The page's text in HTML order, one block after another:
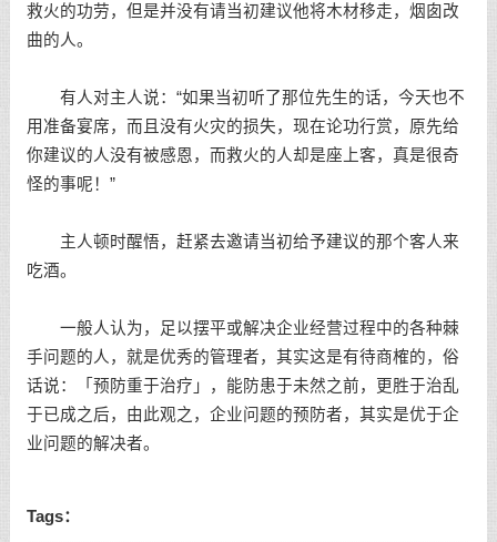
救火的功劳，但是并没有请当初建议他将木材移走，烟囱改
曲的人。
有人对主人说：“如果当初听了那位先生的话，今天也不
用准备宴席，而且没有火灾的损失，现在论功行赏，原先给
你建议的人没有被感恩，而救火的人却是座上客，真是很奇
怪的事呢！”
主人顿时醒悟，赶紧去邀请当初给予建议的那个客人来
吃酒。
一般人认为，足以摆平或解决企业经营过程中的各种棘
手问题的人，就是优秀的管理者，其实这是有待商榷的，俗
话说：「预防重于治疗」，能防患于未然之前，更胜于治乱
于已成之后，由此观之，企业问题的预防者，其实是优于企
业问题的解决者。
Tags：